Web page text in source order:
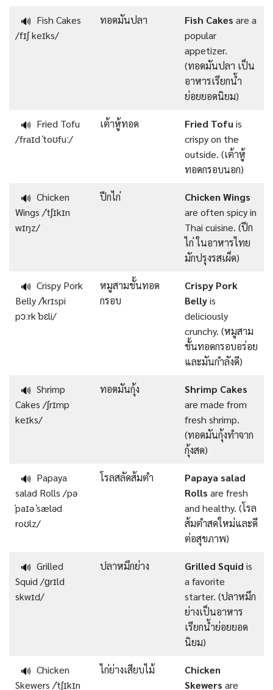
🔊 Fish Cakes
/fɪʃ keɪks/
ทอดมันปลา Fish Cakes are a
popular
appetizer.
(ทอดมันปลา เป็น
อาหารเรียกน้ำ
ย่อยยอดนิยม)
🔊 Fried Tofu
/fraɪd ˈtoʊfuː/
เต้าหู้ทอด Fried Tofuis
crispy on the
outside. (เต้าหู้
ทอดกรอบนอก)
🔊 Chicken
Wings /ˈtʃɪkɪn
wɪŋz/
ปีกไก่
Chicken Wings
are often spicy in
Thai cuisine. (ปีก
ไก่ ในอาหารไทย
มักปรุงรสเผ็ด)
🔊 Crispy Pork
Belly /ˈkrɪspi
pɔːrk ˈbɛli/
หมูสามชั้นทอด
กรอบ
Crispy Pork
Bellyis
deliciously
crunchy. (หมูสาม
ชั้นทอดกรอบอร่อย
และมันกำลังดี)
🔊 Shrimp
Cakes /ʃrɪmp
keɪks/
ทอดมันกุ้ง
Shrimp Cakes
are made from
fresh shrimp.
(ทอดมันกุ้งทำจาก
กุ้งสด)
🔊 Papaya
salad Rolls /pə
ˈpaɪə ˈsæləd
roʊlz/
โรลสลัดส้มตำ
Papaya salad
Rolls are fresh
and healthy. (โรล
ส้มตำสดใหม่และดี
ต่อสุขภาพ)
🔊 Grilled
Squid /ɡrɪld
skwɪd/
ปลาหมึกย่าง Grilled Squid is
a favorite
starter. (ปลาหมึก
ย่างเป็นอาหาร
เรียกน้ำย่อยยอด
นิยม)
🔊 Chicken
Skewers /ˈtʃɪkɪn
ไก่ย่างเสียบไม้
Chicken
Skewers are